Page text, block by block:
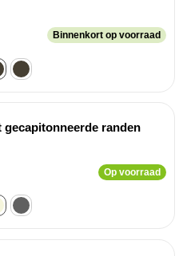
Binnenkort op voorraad
randen
Op voorraad